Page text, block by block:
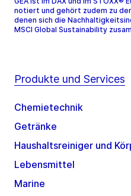
notiert und gehört zudem zu
denen sich die
MSCI Global Sustainability
Produkte und Services
Chemietechnik
Getränke
Haushaltsreiniger und
Lebensmittel
Marine